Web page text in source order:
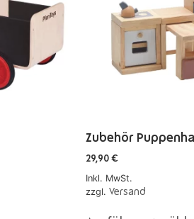
Zubehör
29,90 €
Inkl. MwSt.
zzgl. Versand